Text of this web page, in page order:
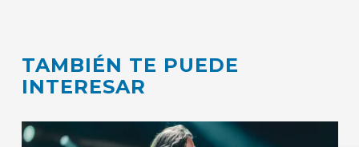
TAMBIÉN TE PUEDE
INTERESAR